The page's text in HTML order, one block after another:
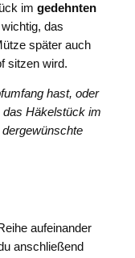
im gedehnten
das
später auch
sitzen wird.
hast, oder
das Häkelstück im
aufeinander
anschließend